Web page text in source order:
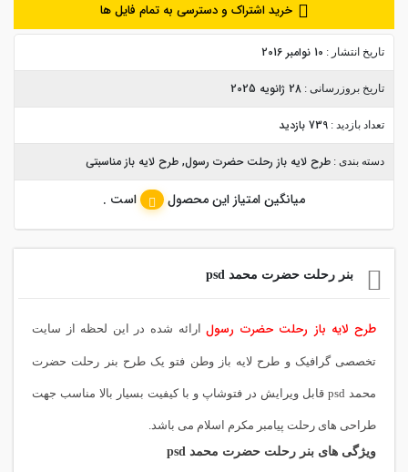
خرید اشتراک و دسترسی به تمام فایل ها
تاریخ انتشار : 10 نوامبر 2016
تاریخ بروزرسانی : 28 ژانویه 2025
تعداد بازدید : 739 بازدید
دسته بندی : طرح لایه باز رحلت حضرت رسول, طرح لایه باز مناسبتی
میانگین امتیاز این محصول است .
بنر رحلت حضرت محمد psd
طرح لایه باز رحلت حضرت رسول ارائه شده در این لحظه از سایت
تخصصی گرافیک و طرح لایه باز وطن فتو یک طرح بنر رحلت حضرت
محمد psd قابل ویرایش در فتوشاپ و با کیفیت بسیار بالا مناسب جهت
طراحی های رحلت پیامبر مکرم اسلام می باشد.
ویژگی های بنر رحلت حضرت محمد psd